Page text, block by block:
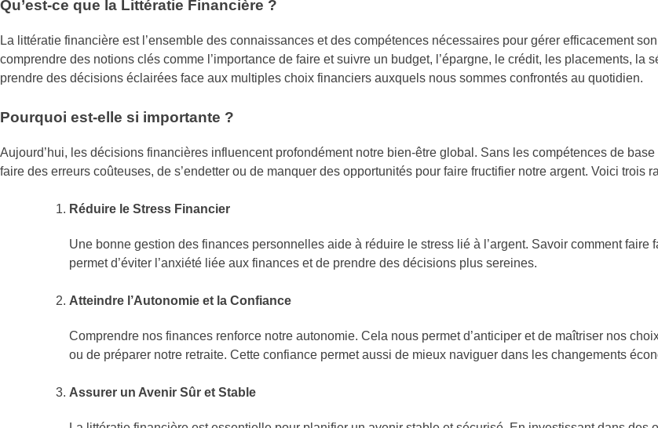
Qu’est-ce que la Littératie Financière ?
La littératie financière est l’ensemble des connaissances et des compétences nécessaires pour gérer efficacement
comprendre des notions clés comme l’importance de faire et suivre un budget, l’épargne, le crédit, les placements,
prendre des décisions éclairées face aux multiples choix financiers auxquels nous sommes confrontés au quotidien.
Pourquoi est-elle si importante ?
Aujourd’hui, les décisions financières influencent profondément notre bien-être global. Sans les compétences de
faire des erreurs coûteuses, de s’endetter ou de manquer des opportunités pour faire fructifier notre argent. Voici
Réduire le Stress Financier
Une bonne gestion des finances personnelles aide à réduire le stress lié à l’argent. Savoir comment
permet d’éviter l’anxiété liée aux finances et de prendre des décisions plus sereines.
Atteindre l’Autonomie et la Confiance
Comprendre nos finances renforce notre autonomie. Cela nous permet d’anticiper et de maîtriser nos
ou de préparer notre retraite. Cette confiance permet aussi de mieux naviguer dans les changements
Assurer un Avenir Sûr et Stable